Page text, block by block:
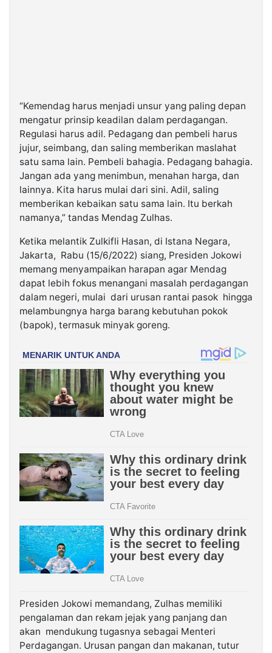
“Kemendag harus menjadi unsur yang paling depan
mengatur prinsip keadilan dalam perdagangan.
Regulasi harus adil. Pedagang dan pembeli harus
jujur, seimbang, dan saling memberikan maslahat
satu sama lain. Pembeli bahagia. Pedagang bahagia.
Jangan ada yang menimbun, menahan harga, dan
lainnya. Kita harus mulai dari sini. Adil, saling
memberikan kebaikan satu sama lain. Itu berkah
namanya,” tandas Mendag Zulhas.
Ketika melantik Zulkifli Hasan, di Istana Negara,
Jakarta, Rabu (15/6/2022) siang, Presiden Jokowi
memang menyampaikan harapan agar Mendag
dapat lebih fokus menangani masalah perdagangan
dalam negeri, mulai dari urusan rantai pasok hingga
melambungnya harga barang kebutuhan pokok
(bapok), termasuk minyak goreng.
Presiden Jokowi memandang, Zulhas memiliki
pengalaman dan rekam jejak yang panjang dan
akan mendukung tugasnya sebagai Menteri
Perdagangan. Urusan pangan dan makanan, tutur